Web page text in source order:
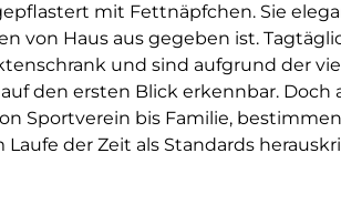
mit Fettnäpfchen. Sie
von Haus aus gegeben ist.
und sind aufgrund der
den ersten Blick erkennbar. Doch
Sportverein bis Familie,
der Zeit als Standards